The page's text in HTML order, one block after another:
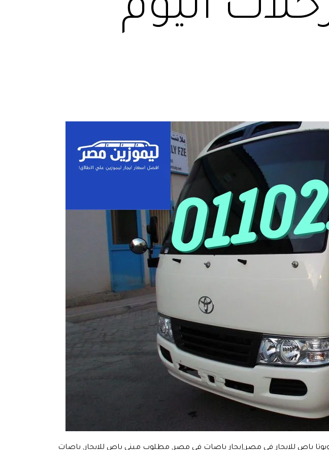
اليوم
باص للايجار في مصر,إيجار باصات في مصر, مطلوب ميني باص للايجار, باصات